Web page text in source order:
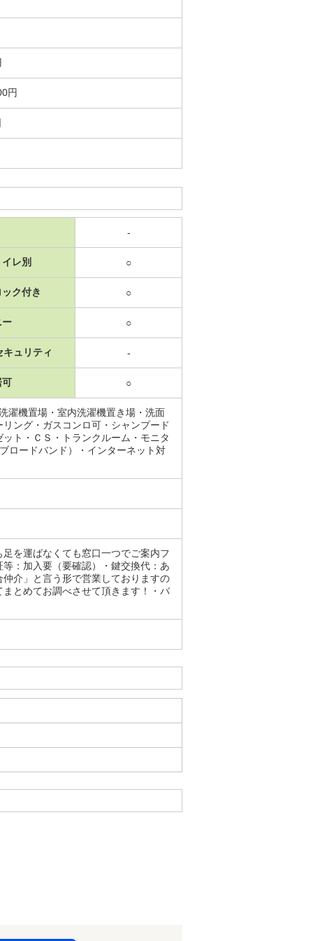
円
-
レ別 ○
ク付き ○
ー ○
キュリティ -
可 ○
濯機置場・室内洗濯機置き場・洗面
ング・ガスコンロ可・シャンプード
ト・ＣＳ・トランクルーム・モニタ
ロードバンド）・インターネット対
を運ばなくても窓口一つでご案内フ
：加入要（要確認）・鍵交換代：あ
介」と言う形で営業しておりますの
とめてお調べさせて頂きます！・バ